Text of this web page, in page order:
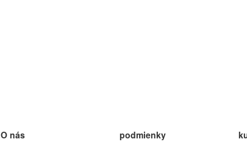
O nás
podmienky